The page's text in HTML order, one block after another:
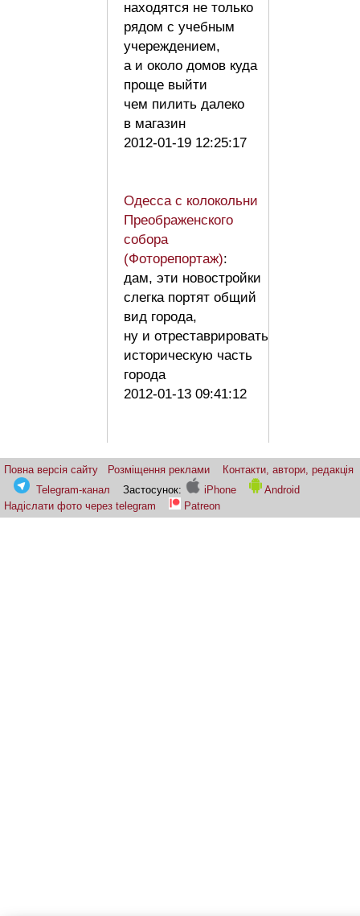
находятся не только
рядом с учебным
учереждением,
а и около домов куда
проще выйти
чем пилить далеко
в магазин
2012-01-19 12:25:17
Одесса с колокольни
Преображенского
собора
(Фоторепортаж):
дам, эти новостройки
слегка портят общий
вид города,
ну и отреставрировать
историческую часть
города
2012-01-13 09:41:12
Повна версія сайту Розміщення реклами
Контакти, автори, редакція
Telegram-канал
Застосунок: iPhone
Android
Надіслати фото через telegram
Patreon